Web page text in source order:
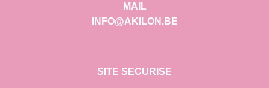
MAIL
INFO@AKILON.BE
SITE SECURISE